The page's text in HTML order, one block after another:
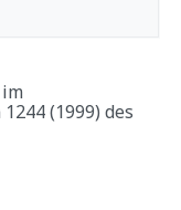
(1999) des